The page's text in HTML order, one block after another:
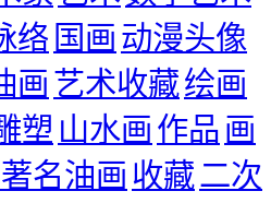
络 国画 动漫头像
画 艺术收藏绘画
塑 山水画 作品 画
名油画 收藏二次